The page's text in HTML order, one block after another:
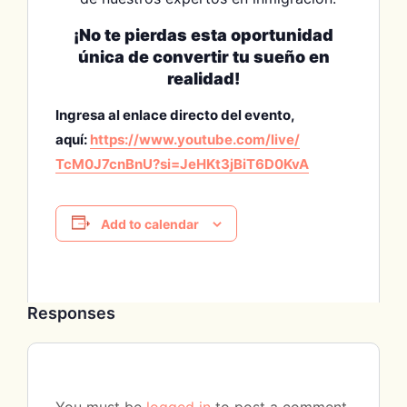
¡No te pierdas esta oportunidad
única de convertir tu sueño en
realidad!
Ingresa al enlace directo del evento,
aquí: https://www.youtube.com/live/
TcM0J7cnBnU?si=JeHKt3jBiT6D0KvA
Add to calendar
Responses